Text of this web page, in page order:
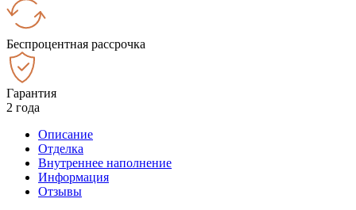
Беспроцентная рассрочка
Гарантия
2 года
Описание
Отделка
Внутреннее наполнение
Информация
Отзывы